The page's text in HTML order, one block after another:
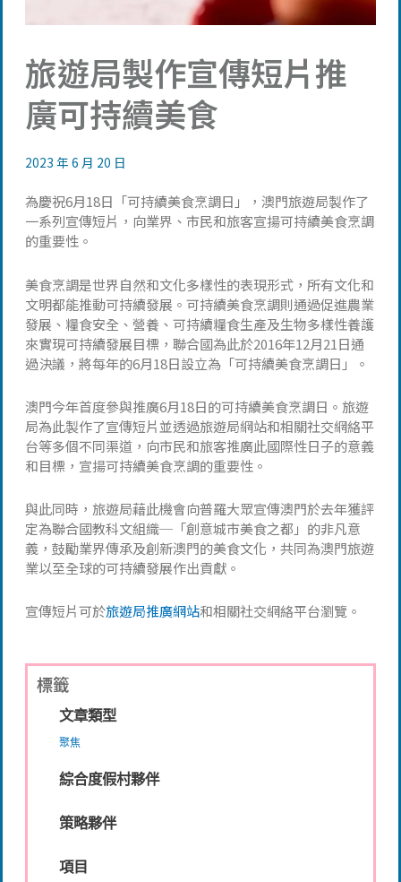
旅遊局製作宣傳短片推
廣可持續美食
2023 年 6 月 20 日
為慶祝6月18日「可持續美食烹調日」，澳門旅遊局製作了
一系列宣傳短片，向業界、市民和旅客宣揚可持續美食烹調
的重要性。
美食烹調是世界自然和文化多樣性的表現形式，所有文化和
文明都能推動可持續發展。可持續美食烹調則通過促進農業
發展、糧食安全、營養、可持續糧食生產及生物多樣性養護
來實現可持續發展目標，聯合國為此於2016年12月21日通
過決議，將每年的6月18日設立為「可持續美食烹調日」。
澳門今年首度參與推廣6月18日的可持續美食烹調日。旅遊
局為此製作了宣傳短片並透過旅遊局網站和相關社交網絡平
台等多個不同渠道，向市民和旅客推廣此國際性日子的意義
和目標，宣揚可持續美食烹調的重要性。
與此同時，旅遊局藉此機會向普羅大眾宣傳澳門於去年獲評
定為聯合國教科文組織─「創意城市美食之都」的非凡意
義，鼓勵業界傳承及創新澳門的美食文化，共同為澳門旅遊
業以至全球的可持續發展作出貢獻。
宣傳短片可於旅遊局推廣網站和相關社交網絡平台瀏覽。
標籤
文章類型
聚焦
綜合度假村夥伴
策略夥伴
項目